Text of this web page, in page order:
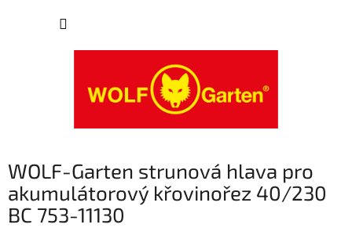
WOLF-Garten strunová hlava pro
akumulátorový křovinořez 40/230
BC 753-11130